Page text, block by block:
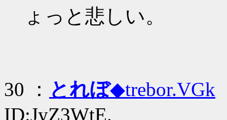
ょっと悲しい。
30 ： とれぼ◆trebor.VGk
ID:JyZ3WtE.